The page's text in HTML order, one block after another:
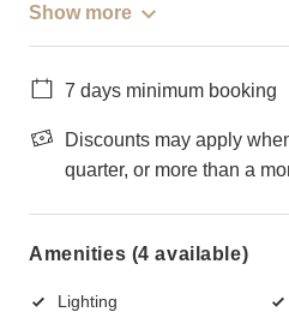
Show more
7 days minimum booking
Discounts may apply
quarter, or more than a
Amenities (4 available)
Lighting